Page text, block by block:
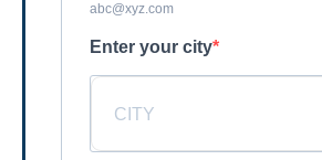
abc@xyz.com
Enter your city